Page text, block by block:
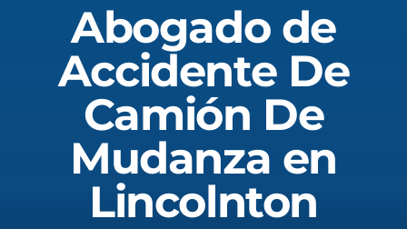
Abogado de
Accidente De
Camión De
Mudanza en
Lincolnton